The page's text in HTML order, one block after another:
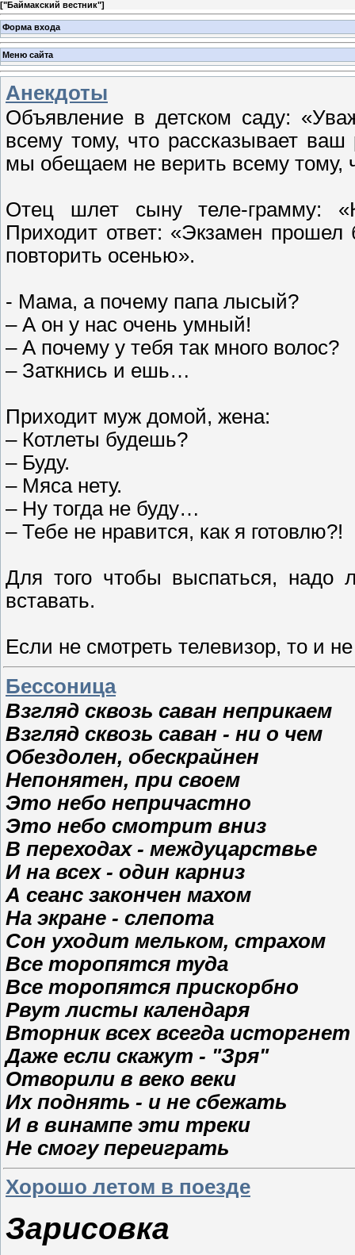
["Баймакский вестник"]
Форма входа
Меню сайта
Анекдоты
Объявление в детском саду:
всему тому, что рассказывает
мы обещаем не верить всему тому,
Отец шлет сыну теле-грамму:
Приходит ответ: «Экзамен прошел
повторить осенью».
- Мама, а почему папа лысый?
– А он у нас очень умный!
– А почему у тебя так много волос?
– Заткнись и ешь…
Приходит муж домой, жена:
– Котлеты будешь?
– Буду.
– Мяса нету.
– Ну тогда не буду…
– Тебе не нравится, как я готовлю?!
Для того чтобы выспаться, надо
вставать.
Если не смотреть телевизор, то и
Бессоница
Взгляд сквозь саван неприкаем
Взгляд сквозь саван - ни о чем
Обездолен, обескрайнен
Непонятен, при своем
Это небо непричастно
Это небо смотрит вниз
В переходах - междуцарствье
И на всех - один карниз
А сеанс закончен махом
На экране - слепота
Сон уходит мельком, страхом
Все торопятся туда
Все торопятся прискорбно
Рвут листы календаря
Вторник всех всегда исторгнет
Даже если скажут - "Зря"
Отворили в веко веки
Их поднять - и не сбежать
И в винампе эти треки
Не смогу переиграть
Хорошо летом в поезде
Зарисовка